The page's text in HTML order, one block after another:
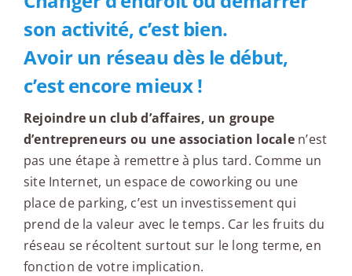
son activité, c’est bien.
Avoir un réseau dès le début,
c’est encore mieux !
Rejoindre un club d’affaires, un groupe
d’entrepreneurs ou une association localen’est
pas une étape à remettre à plus tard. Comme un
site Internet, un espace de coworking ou une
place de parking, c’est un investissement qui
prend de la valeur avec le temps. Car les fruits du
réseau se récoltent surtout sur le long terme, en
fonction de votre implication.